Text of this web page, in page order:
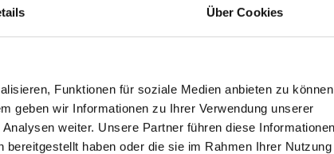
Über Cookies
Funktionen für soziale Medien anbieten zu können
geben wir Informationen zu Ihrer Verwendung unserer
weiter. Unsere Partner führen diese Informationen
haben oder die sie im Rahmen Ihrer Nutzung
reservierung@seehotel-fleesensee.de